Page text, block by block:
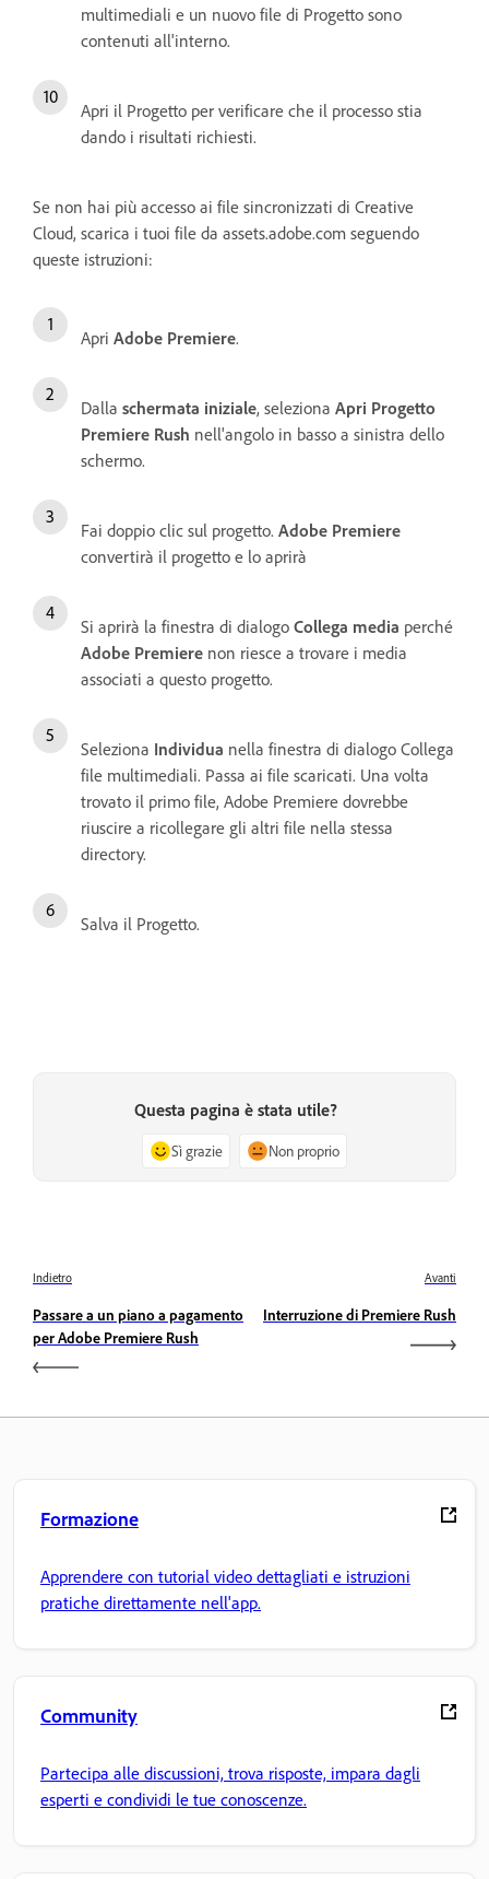
multimediali e un nuovo file di Progetto sono
contenuti all'interno.
Apri il Progetto per verificare che il processo stia
dando i risultati richiesti.
Se non hai più accesso ai file sincronizzati di Creative
Cloud, scarica i tuoi file da assets.adobe.com seguendo
queste istruzioni:
Apri Adobe Premiere.
Dalla schermata iniziale, seleziona Apri Progetto
Premiere Rush nell'angolo in basso a sinistra dello
schermo.
Fai doppio clic sul progetto. Adobe Premiere
convertirà il progetto e lo aprirà
Si aprirà la finestra di dialogo Collega media perché
Adobe Premiere non riesce a trovare i media
associati a questo progetto.
Seleziona Individua nella finestra di dialogo Collega
file multimediali. Passa ai file scaricati. Una volta
trovato il primo file, Adobe Premiere dovrebbe
riuscire a ricollegare gli altri file nella stessa
directory.
Salva il Progetto.
Questa pagina è stata utile?
Sì grazie Non proprio
Indietro
Passare a un piano a pagamento
per Adobe Premiere Rush
Avanti
Interruzione di Premiere Rush
Formazione
Apprendere con tutorial video dettagliati e istruzioni
pratiche direttamente nell'app.
Community
Partecipa alle discussioni, trova risposte, impara dagli
esperti e condividi le tue conoscenze.